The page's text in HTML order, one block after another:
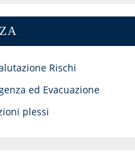
Rischi
ed Evacuazione
plessi